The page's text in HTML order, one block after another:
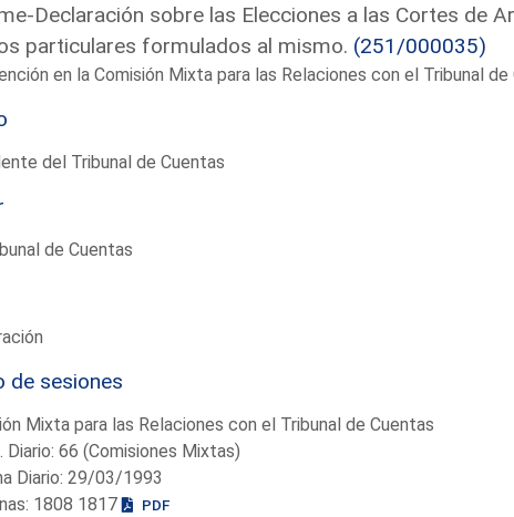
Declaración sobre las Elecciones a las Cortes de
particulares formulados al mismo. (251/000035)
en la Comisión Mixta para las Relaciones con el Tribunal
del Tribunal de Cuentas
de Cuentas
de sesiones
Mixta para las Relaciones con el Tribunal de Cuentas
Diario: 66 (Comisiones Mixtas)
Diario: 29/03/1993
1808 1817
PDF